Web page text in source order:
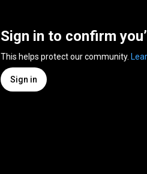
Sign in to confirm
This helps protect our community.
Sign in